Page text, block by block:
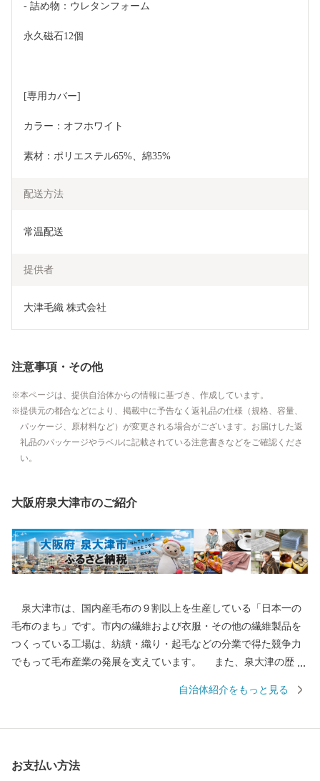
- 詰め物：ウレタンフォーム
永久磁石12個
[専用カバー]
カラー：オフホワイト
素材：ポリエステル65%、綿35%
配送方法
常温配送
提供者
大津毛織 株式会社
注意事項・その他
本ページは、提供自治体からの情報に基づき、作成しています。
提供元の都合などにより、掲載中に予告なく返礼品の仕様（規格、容量、
パッケージ、原材料など）が変更される場合がございます。お届けした返
礼品のパッケージやラベルに記載されている注意書きなどをご確認くださ
い。
大阪府泉大津市のご紹介
泉大津市は、国内産毛布の９割以上を生産している「日本一の
毛布のまち」です。市内の繊維および衣服・その他の繊維製品を
つくっている工場は、紡績・織り・起毛などの分業で得た競争力
でもって毛布産業の発展を支えています。 また、泉大津の歴史
ていました。交通の要として人の往来も多く、随筆や紀行の中に
市、南部は大津川を境として泉北郡忠岡町と隣接しています。西
自治体紹介をもっと見る
お支払い方法